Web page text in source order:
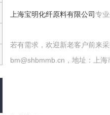
上海宝明化纤原料有限公司专
若有需求，欢迎新老客户前来
bm@shbmmb.cn，地址：上海